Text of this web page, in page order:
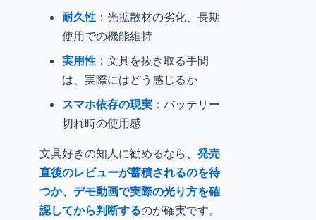
耐久性 ：光拡散材の劣化、長期
使用での機能維持
実用性 ：文具を抜き取る手間
は、実際にはどう感じるか
スマホ依存の現実 ：バッテリー
切れ時の使用感
文具好きの知人に勧めるなら、 発売
直後のレビューが蓄積されるのを待
つか、デモ動画で実際の光り方を確
認してから判断するのが確実です。